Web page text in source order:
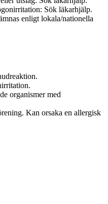
Sök läkarhjälp.
enligt lokala/nationella
organismer med
Kan orsaka en allergisk